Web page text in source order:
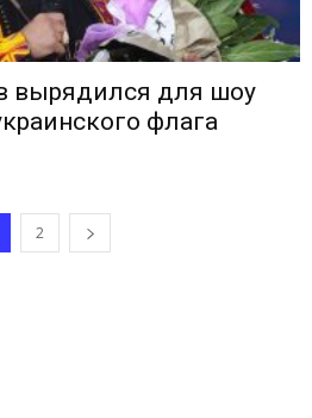
вырядился для шоу
флага
2